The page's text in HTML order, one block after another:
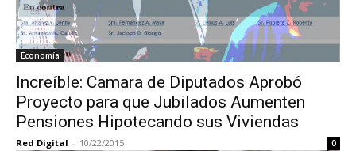
Economía
Increíble: Camara de Diputados Aprobó
Proyecto para que Jubilados Aumenten
Pensiones Hipotecando sus Viviendas
Red Digital - 10/22/2015 0